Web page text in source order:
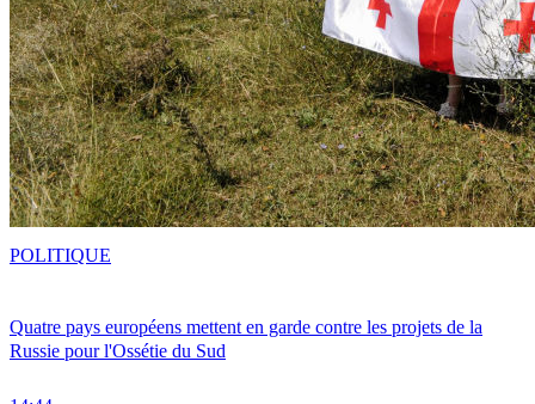
Quatre pays européens mettent en garde contre les projets de la
Russie pour l'Ossétie du Sud
POLITIQUE